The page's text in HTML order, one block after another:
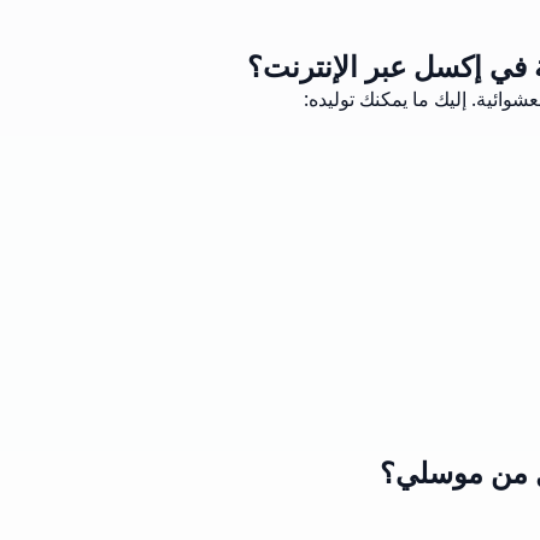
في إكسل عبر الإنترنت؟
إليك ما يمكنك توليده:
من موسلي؟